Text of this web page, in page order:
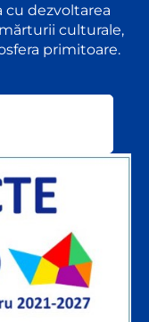
cu dezvoltarea
culturale,
primitoare.